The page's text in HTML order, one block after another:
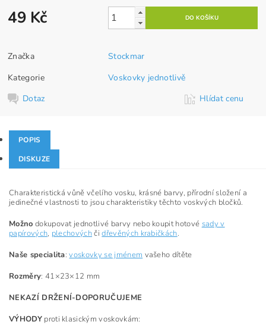
49 Kč
Značka
Stockmar
Kategorie
Voskovky jednotlivě
Dotaz
Hlídat cenu
POPIS
DISKUZE
Charakteristická vůně včelího vosku, krásné barvy, přírodní složení a
jedinečné vlastnosti to jsou charakteristiky těchto voskvých bločků.
Možno dokupovat jednotlivé barvy nebo koupit hotové sady v
papírových, plechovýchčidřevěných krabičkách.
Naše specialita:voskovky se jménem vašeho dítěte
Rozměry: 41×23×12 mm
NEKAZÍ DRŽENÍ-DOPORUČUJEME
VÝHODYproti klasickým voskovkám: